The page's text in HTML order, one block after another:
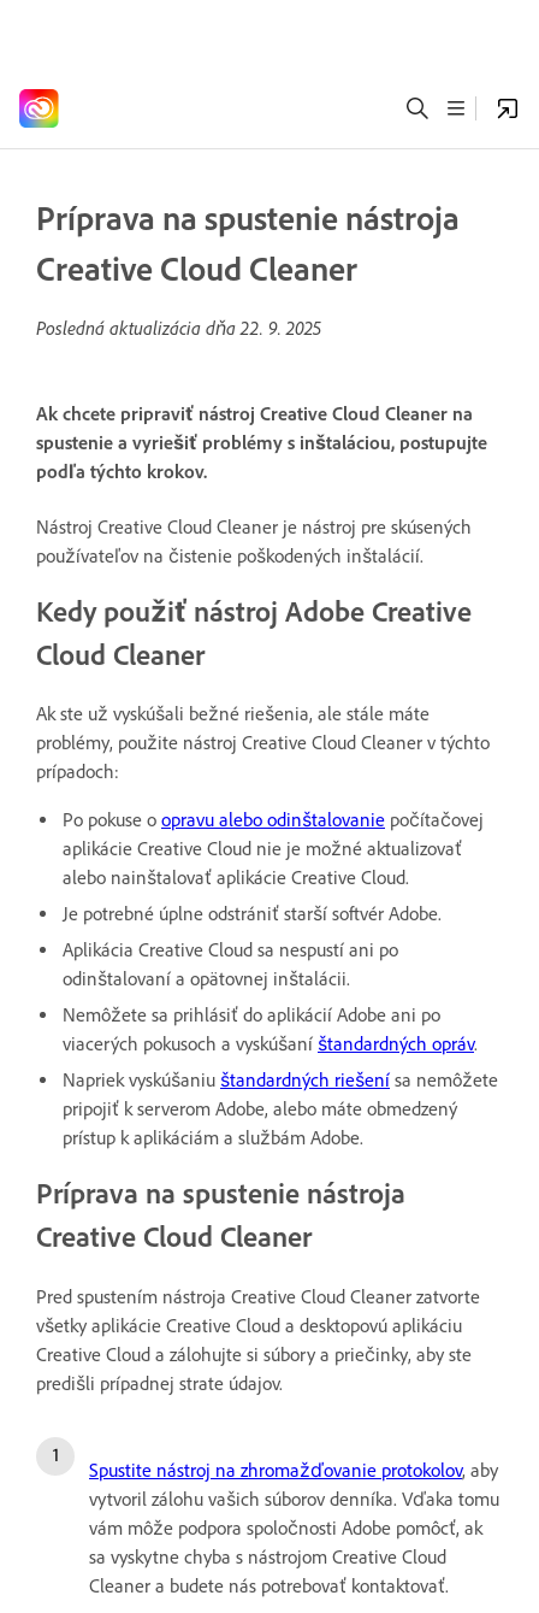
Príprava na spustenie nástroja
Creative Cloud Cleaner
Posledná aktualizácia dňa22. 9. 2025
Ak chcete pripraviť nástroj Creative Cloud Cleaner na
spustenie a vyriešiť problémy s inštaláciou, postupujte
podľa týchto krokov.
Nástroj Creative Cloud Cleaner je nástroj pre skúsených
používateľov na čistenie poškodených inštalácií.
Kedy použiť nástroj Adobe Creative
Cloud Cleaner
Ak ste už vyskúšali bežné riešenia, ale stále máte
problémy, použite nástroj Creative Cloud Cleaner v týchto
prípadoch:
Po pokuse o opravu alebo odinštalovanie počítačovej
aplikácie Creative Cloud nie je možné aktualizovať
alebo nainštalovať aplikácie Creative Cloud.
Je potrebné úplne odstrániť starší softvér Adobe.
Aplikácia Creative Cloud sa nespustí ani po
odinštalovaní a opätovnej inštalácii.
Nemôžete sa prihlásiť do aplikácií Adobe ani po
viacerých pokusoch a vyskúšaní štandardných opráv.
Napriek vyskúšaniu štandardných riešení sa nemôžete
pripojiť k serverom Adobe, alebo máte obmedzený
prístup k aplikáciám a službám Adobe.
Príprava na spustenie nástroja
Creative Cloud Cleaner
Pred spustením nástroja Creative Cloud Cleaner zatvorte
všetky aplikácie Creative Cloud a desktopovú aplikáciu
Creative Cloud a zálohujte si súbory a priečinky, aby ste
predišli prípadnej strate údajov.
Spustite nástroj na zhromažďovanie protokolov, aby
vytvoril zálohu vašich súborov denníka. Vďaka tomu
vám môže podpora spoločnosti Adobe pomôcť, ak
sa vyskytne chyba s nástrojom Creative Cloud
Cleaner a budete nás potrebovať kontaktovať.